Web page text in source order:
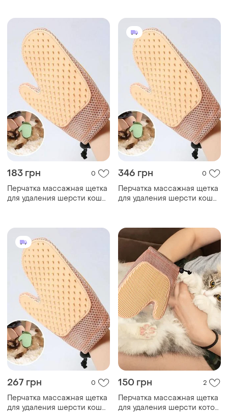
183 грн 0
Перчатка массажная щетка
для удаления шерсти кошек
346 грн 0
Перчатка массажная щетка
для удаления шерсти кошек
267 грн 0
Перчатка массажная щетка
для удаления шерсти кошек
150 грн 2
Перчатка массажная щетка
для удаления шерсти котов